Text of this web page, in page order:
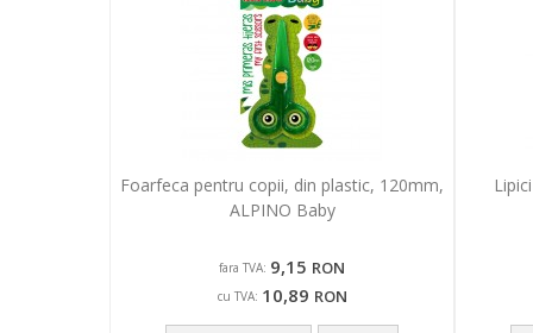
Foarfeca pentru copii, din plastic, 120mm,
ALPINO Baby
fara TVA: 9,15 RON
cu TVA: 10,89 RON